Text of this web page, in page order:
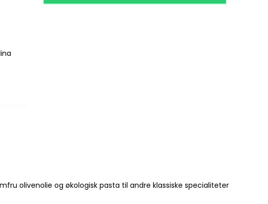
olivenolie og økologisk pasta til andre klassiske specialiteter